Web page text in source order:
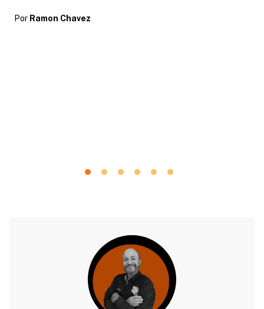
Por Ramon Chavez